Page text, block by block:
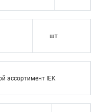
шт
ассортимент IEK